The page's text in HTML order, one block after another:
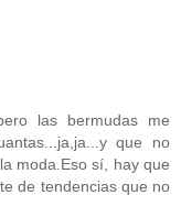
las bermudas me
que no
moda.Eso sí, hay que
de tendencias que no